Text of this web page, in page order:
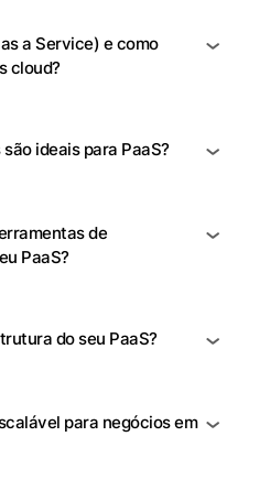
a Service) e como
cloud?
ideais para PaaS?
de
PaaS?
do seu PaaS?
para negócios em